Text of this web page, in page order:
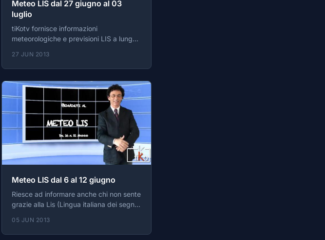
Meteo LIS dal 27 giugno al 03
luglio
tiKotv fornisce informazioni
meteorologiche e previsioni LIS a lungo
27 JUN 2013
Meteo LIS dal 6 al 12 giugno
Riesce ad informare anche chi non sente
grazie alla Lis (Lingua italiana dei segni).
grazie a tiKotv,la prima emittente web
italiana dedicata anche alle persone
05 JUN 2013